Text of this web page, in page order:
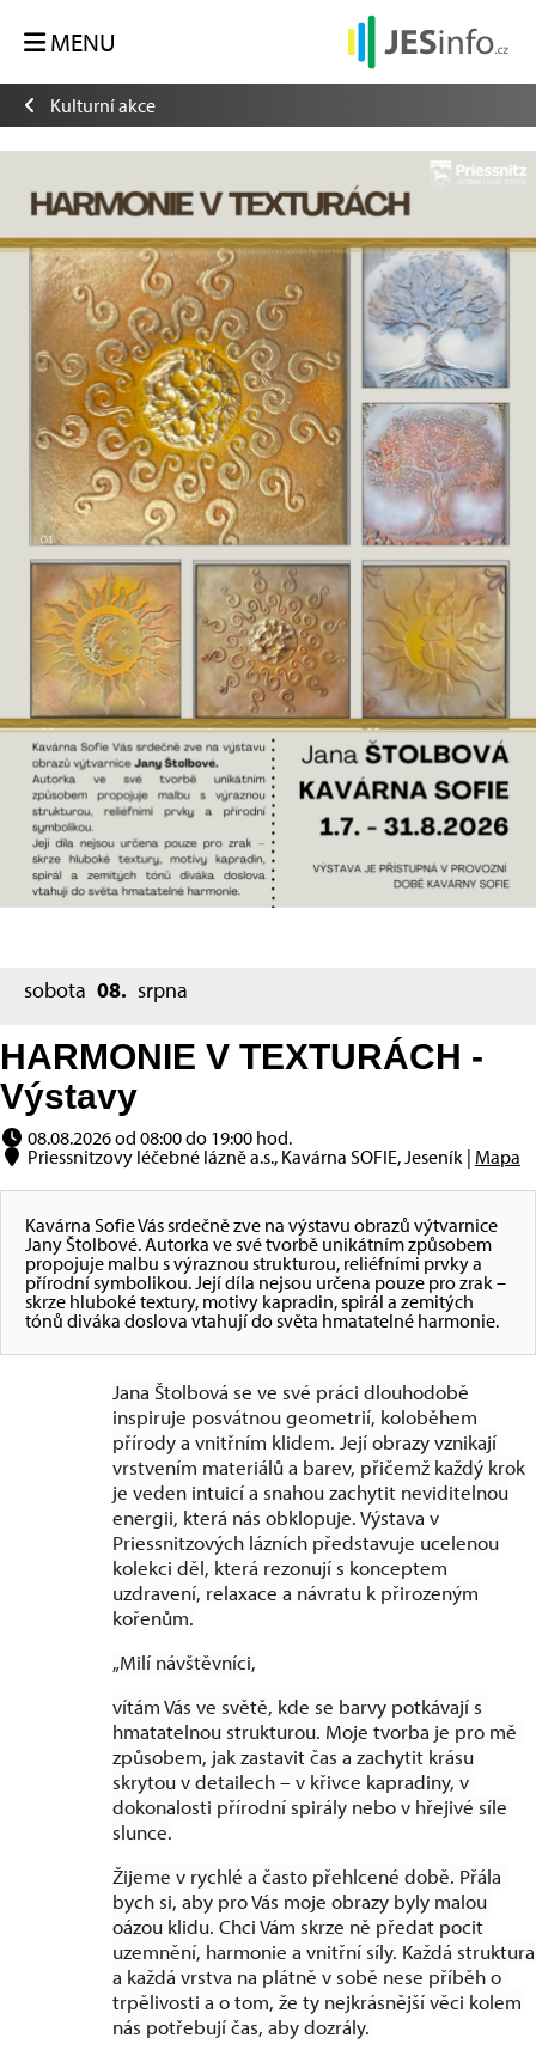
MENU
Kulturní akce
sobota 08. srpna
HARMONIE V TEXTURÁCH -
Výstavy
08.08.2026 od 08:00 do 19:00 hod.
Priessnitzovy léčebné lázně a.s., Kavárna SOFIE, Jeseník | Mapa
Kavárna Sofie Vás srdečně zve na výstavu obrazů výtvarnice
Jany Štolbové. Autorka ve své tvorbě unikátním způsobem
propojuje malbu s výraznou strukturou, reliéfními prvky a
přírodní symbolikou. Její díla nejsou určena pouze pro zrak –
skrze hluboké textury, motivy kapradin, spirál a zemitých
tónů diváka doslova vtahují do světa hmatatelné harmonie.
Jana Štolbová se ve své práci dlouhodobě
inspiruje posvátnou geometrií, koloběhem
přírody a vnitřním klidem. Její obrazy vznikají
vrstvením materiálů a barev, přičemž každý krok
je veden intuicí a snahou zachytit neviditelnou
energii, která nás obklopuje. Výstava v
Priessnitzových lázních představuje ucelenou
kolekci děl, která rezonují s konceptem
uzdravení, relaxace a návratu k přirozeným
kořenům.
„Milí návštěvníci,
vítám Vás ve světě, kde se barvy potkávají s
hmatatelnou strukturou. Moje tvorba je pro mě
způsobem, jak zastavit čas a zachytit krásu
skrytou v detailech – v křivce kapradiny, v
dokonalosti přírodní spirály nebo v hřejivé síle
slunce.
Žijeme v rychlé a často přehlcené době. Přála
bych si, aby pro Vás moje obrazy byly malou
oázou klidu. Chci Vám skrze ně předat pocit
uzemnění, harmonie a vnitřní síly. Každá struktura
a každá vrstva na plátně v sobě nese příběh o
trpělivosti a o tom, že ty nejkrásnější věci kolem
nás potřebují čas, aby dozrály.